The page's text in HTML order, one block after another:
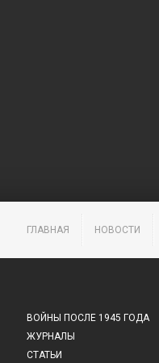
ГЛАВНАЯ НОВОСТИ
ВОЙНЫ ПОСЛЕ 1945 ГОДА
ЖУРНАЛЫ
СТАТЬИ